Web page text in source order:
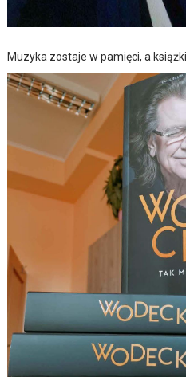
Muzyka zostaje w pamięci, a